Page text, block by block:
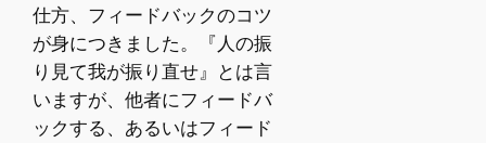
仕方、フィードバックのコツ
が身につきました。『人の振
り見て我が振り直せ』とは言
いますが、他者にフィードバ
ックする、あるいはフィード